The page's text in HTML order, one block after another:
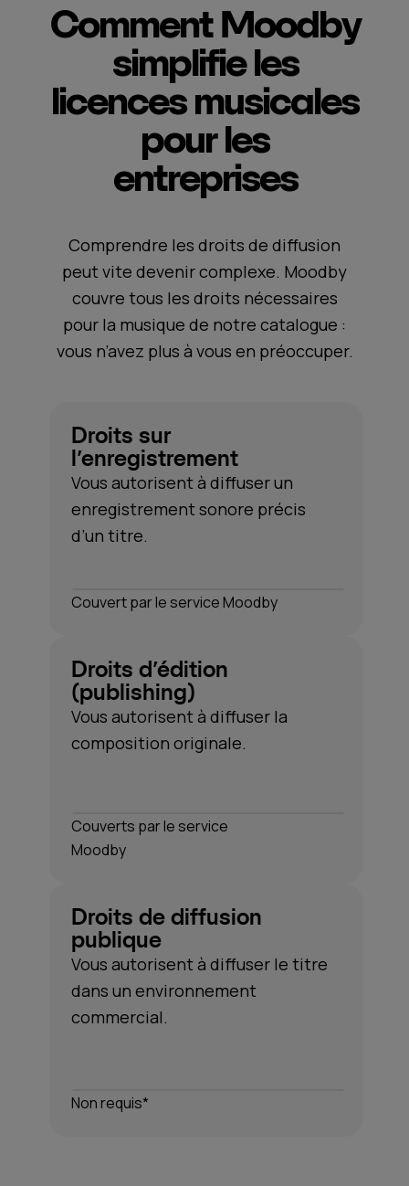
Droits sur
l’enregistrement
Vous autorisent à diffuser un
enregistrement sonore précis
d’un titre.
Couvert par le service Moodby
Droits d’édition
(publishing)
Vous autorisent à diffuser la
composition originale.
Couverts par le service
Moodby
Droits de diffusion
publique
Vous autorisent à diffuser le titre
dans un environnement
commercial.
Non requis*
Comprendre les droits de diffusion
peut vite devenir complexe. Moodby
couvre tous les droits nécessaires
pour la musique de notre catalogue :
vous n’avez plus à vous en préoccuper.
Comment Moodby
simplifie les
licences musicales
pour les
entreprises